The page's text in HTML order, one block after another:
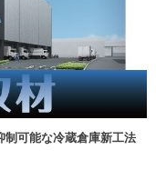
制可能な冷蔵倉庫新工法